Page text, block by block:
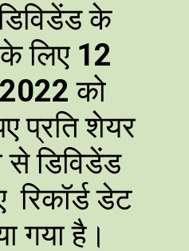
के
लिए 12
को
प्रति शेयर
से डिविडेंड
डेट
गया है।